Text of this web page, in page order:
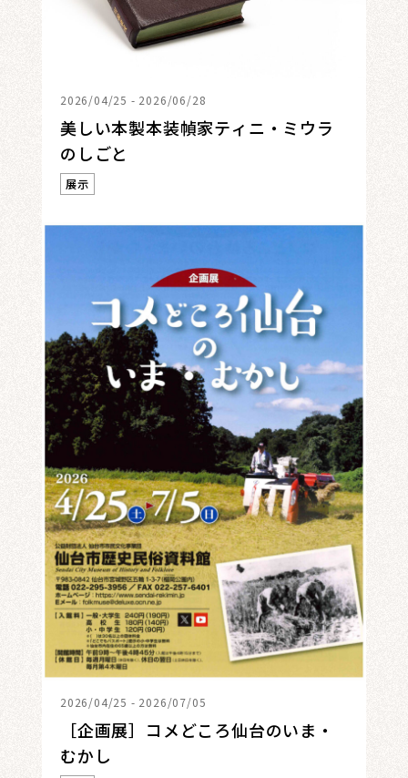
2026/04/25 - 2026/06/28
美しい本製本装幀家ティニ・ミウラ
のしごと
展示
2026/04/25 - 2026/07/05
［企画展］コメどころ仙台のいま・
むかし